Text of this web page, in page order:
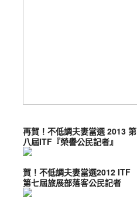
再賀！不低調夫妻當選 2013 第
八屆ITF『榮譽公民記者』
賀！不低調夫妻當選2012 ITF
第七屆旅展部落客公民記者